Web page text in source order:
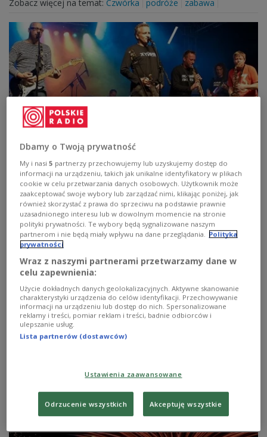
Zobacz więcej na temat: Czwórka podróże zabawa
Poparzeni Kawą Trzy zaproszą na sylwestra
Gośćmi "Leniwej niedzieli" będą członkowie zespołu
Poparzeni Kawą Trzy.
Zobacz więcej na temat:
którą zaserwujemy jego poprzednikowi.
Zobacz więcej na temat: Czwórka
Dbamy o Twoją prywatność
My i nasi5 partnerzy przechowujemy lub uzyskujemy dostęp do
informacji na urządzeniu, takich jak unikalne identyfikatory w plikach
cookie w celu przetwarzania danych osobowych. Użytkownik może
zaakceptować swoje wybory lub zarządzać nimi, klikając poniżej, jak
również skorzystać z prawa do sprzeciwu na podstawie prawnie
uzasadnionego interesu lub w dowolnym momencie na stronie
polityki prywatności. Te wybory będą sygnalizowane naszym
partnerom i nie będą miały wpływu na dane przeglądania. Polityka
prywatności
Wraz z naszymi partnerami przetwarzamy dane w
celu zapewnienia:
Użycie dokładnych danych geolokalizacyjnych. Aktywne skanowanie
charakterystyki urządzenia do celów identyfikacji. Przechowywanie
informacji na urządzeniu lub dostęp do nich. Spersonalizowane
reklamy i treści, pomiar reklam i treści, badnie odbiorców i
ulepszanie usług.
Lista partnerów (dostawców)
Ustawienia zaawansowane
Odrzucenie wszystkich Akceptuję wszystkie